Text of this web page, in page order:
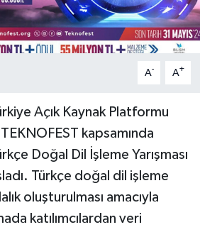
A- A+
Açık Kaynak Platformu
kapsamında
Doğal Dil İşleme Yarışması
Türkçe doğal dil işleme
oluşturulması amacıyla
katılımcılardan veri